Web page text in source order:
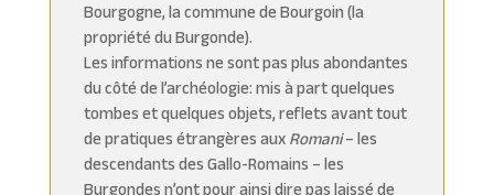
Bourgogne, la commune de Bourgoin (la
propriété du Burgonde).
Les informations ne sont pas plus abondantes
du côté de l’archéologie: mis à part quelques
tombes et quelques objets, reflets avant tout
de pratiques étrangères aux Romani– les
descendants des Gallo-Romains – les
Burgondes n’ont pour ainsi dire pas laissé de